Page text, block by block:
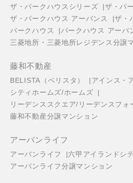
ザ・パークハウスシリーズ
ザ・パ
ザ・パークハウス アーバンス
ザ・
パークハウス
パークハウス アーバ
三菱地所・三菱地所レジデンス分譲
藤和不動産
BELISTA（ベリスタ）
アインス・
シティホームズ/ホームズ
リーデンススクエア/リーデンスフォ
藤和不動産分譲マンション
アーバンライフ
アーバンライフ
六甲アイランドシ
アーバンライフ分譲マンション